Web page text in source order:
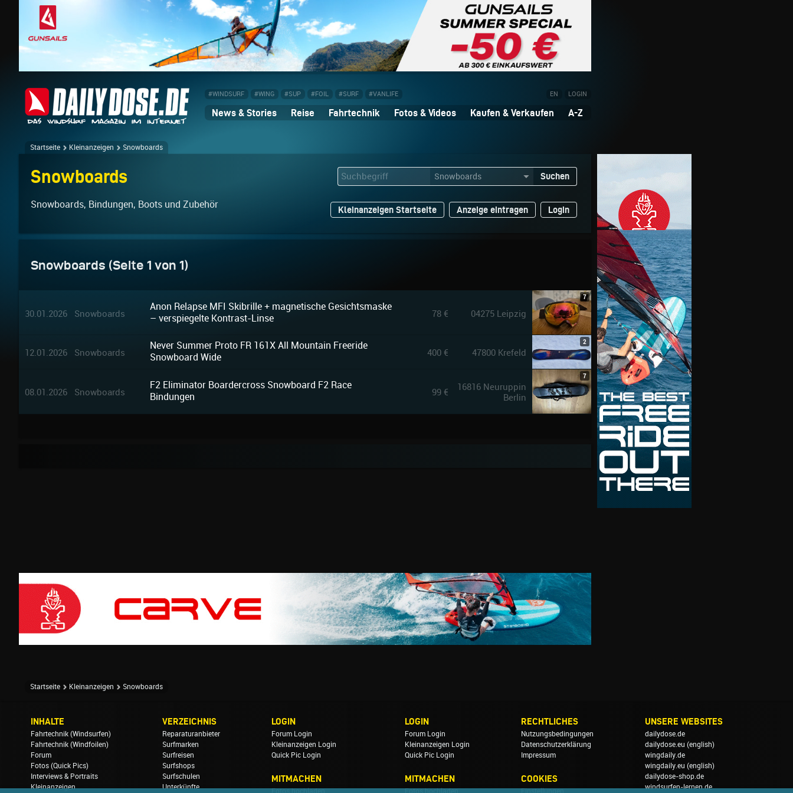
#WINDSURF #WING #SUP #FOIL #SURF #VANLIFE EN LOGIN
News & Stories Reise Fahrtechnik Fotos & Videos Kaufen & Verkaufen A-Z
Startseite Kleinanzeigen Snowboards
Snowboards ▼ Suchen
Snowboards, Bindungen, Boots und Zubehör Kleinanzeigen Startseite Anzeige eintragen Login
Snowboards (Seite 1 von 1)
30.01.2026 Snowboards
Anon Relapse MFI Skibrille + magnetische Gesichtsmaske
– verspiegelte Kontrast-Linse
78 € 04275 Leipzig
7
12.01.2026 Snowboards
Never Summer Proto FR 161X All Mountain Freeride
Snowboard Wide
400 € 47800 Krefeld
2
08.01.2026 Snowboards
F2 Eliminator Boardercross Snowboard F2 Race
Bindungen
99 €
16816 Neuruppin
Berlin
7
Startseite Kleinanzeigen Snowboards
INHALTE
Fahrtechnik (Windsurfen)
Fahrtechnik (Windfoilen)
Forum
Fotos (Quick Pics)
Interviews & Portraits
Kleinanzeigen
VERZEICHNIS
Reparaturanbieter
Surfmarken
Surfreisen
Surfshops
Surfschulen
Unterkünfte
LOGIN
Forum Login
Kleinanzeigen Login
Quick Pic Login
MITMACHEN
Fotos hochladen
LOGIN
Forum Login
Kleinanzeigen Login
Quick Pic Login
MITMACHEN
Fotos hochladen
RECHTLICHES
Nutzungsbedingungen
Datenschutzerklärung
Impressum
COOKIES
Einstellungen
UNSERE WEBSITES
dailydose.de
dailydose.eu (english)
wingdaily.de
wingdaily.eu (english)
dailydose-shop.de
windsurfen-lernen.de